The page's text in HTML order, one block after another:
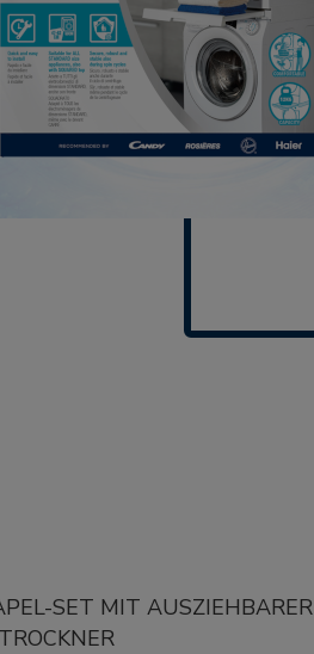
SET MIT